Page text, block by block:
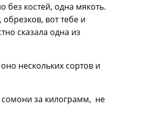
костей, одна мякоть.
вот тебе и
сказала одна из
нескольких сортов и
сомони за килограмм, не